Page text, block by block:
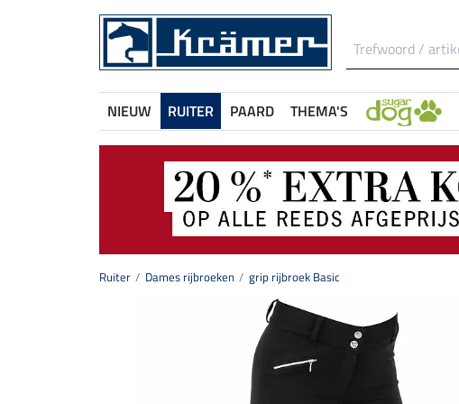
NIEUW RUITER PAARD THEMA'S
Ruiter Dames rijbroeken grip rijbroek Basic